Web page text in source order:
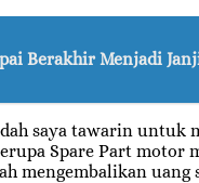
Berakhir Menjadi
saya tawarin untuk
Spare Part
mengembalikan